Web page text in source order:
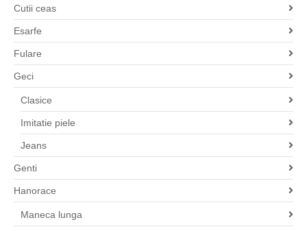
Cutii ceas
Esarfe
Fulare
Geci
Clasice
Imitatie piele
Jeans
Genti
Hanorace
Maneca lunga